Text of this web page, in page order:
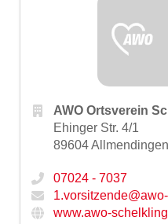
AWO Ortsverein
Ehinger Str. 4/1
89604 Allmendingen
07024 - 7037
www.awo-